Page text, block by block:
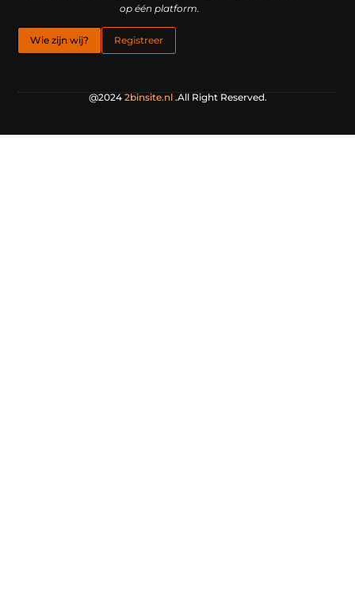
op één platform.
Wie zijn wij? Registreer
@2024 2binsite.nl.All Right Reserved.